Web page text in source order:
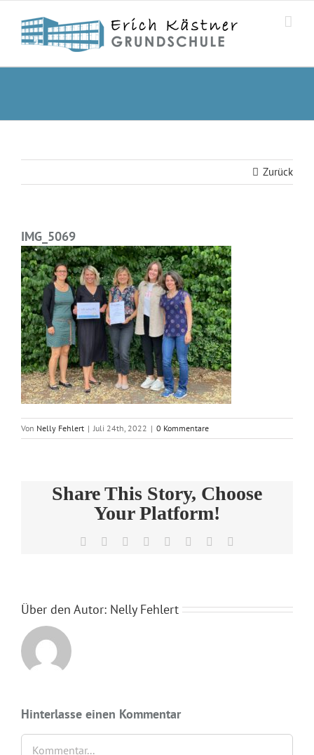
Inhalt
springen
Zurück
IMG_5069
Von Nelly Fehlert | Juli 24th, 2022 | 0 Kommentare
Share This Story, Choose
Your Platform!
Facebook
TwitterReddit LinkedIn
TumblrPinterest
Über den Autor: Nelly Fehlert
Hinterlasse einen Kommentar
Kommentar